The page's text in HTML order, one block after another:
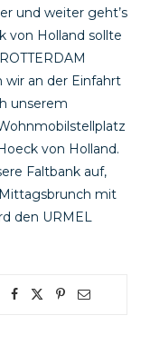
und weiter geht’s
von Holland sollte
an der Einfahrt
unserem
von Holland.
Faltbank auf,
mit
den URMEL